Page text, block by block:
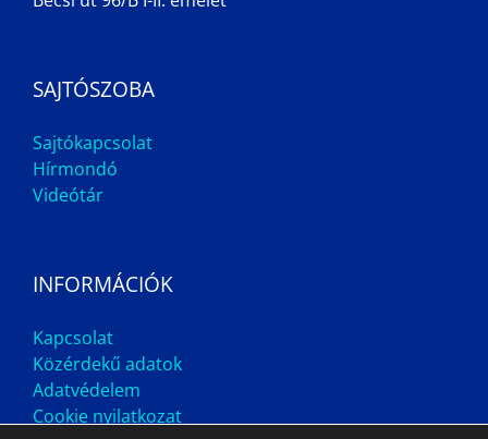
SAJTÓSZOBA
Sajtókapcsolat
Hírmondó
Videótár
INFORMÁCIÓK
Kapcsolat
Közérdekű adatok
Adatvédelem
Cookie nyilatkozat